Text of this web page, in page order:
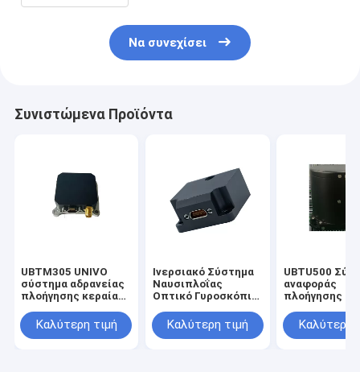
Να συνεχίσει
Συνιστώμενα Προϊόντα
UBTM305 UNIVO
σύστημα αδρανείας
πλοήγησης κεραίας
FOG και οπτικών
ινών
Καλύτερη τιμή
Ινερσιακό Σύστημα
Ναυσιπλοΐας
Οπτικό Γυροσκόπιο
στάση Γυροσκόπιο
FOG
Καλύτερη τιμή
UBTU500
αναφοράς
πλοήγησης
αισθητήρα
γυροσκόπου
Καλύτερη